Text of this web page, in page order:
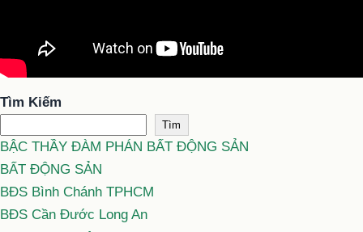
Tìm Kiếm
Tìm
BẬC THẦY ĐÀM PHÁN BẤT ĐỘNG SẢN
BẤT ĐỘNG SẢN
BĐS Bình Chánh TPHCM
BĐS Cần Đước Long An